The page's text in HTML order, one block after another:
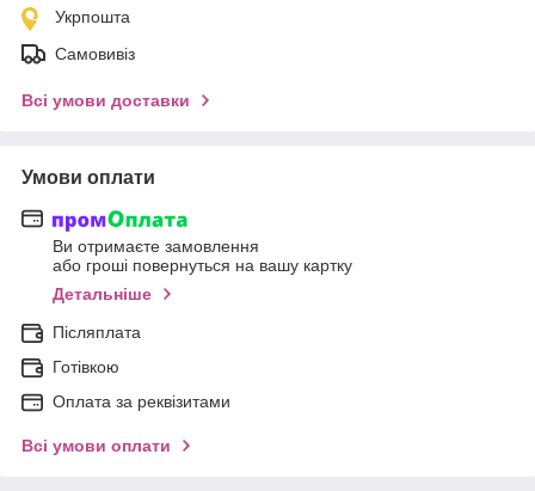
Укрпошта
Самовивіз
Всі умови доставки
Умови оплати
Ви отримаєте замовлення
або гроші повернуться на вашу картку
Детальніше
Післяплата
Готівкою
Оплата за реквізитами
Всі умови оплати